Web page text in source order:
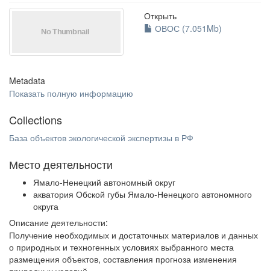
Открыть
ОВОС (7.051Mb)
Metadata
Показать полную информацию
Collections
База объектов экологической экспертизы в РФ
Место деятельности
Ямало-Ненецкий автономный округ
акватория Обской губы Ямало-Ненецкого автономного
округа
Описание деятельности:
Получение необходимых и достаточных материалов и данных
о природных и техногенных условиях выбранного места
размещения объектов, составления прогноза изменения